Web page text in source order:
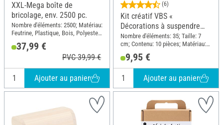
XXL-Mega boîte de
bricolage, env. 2500 pc.
Nombre d'éléments: 2500; Matériau:
Feutrine, Plastique, Bois, Polyester
37,99 €
PVC 39,99 €
Ajouter au panier
(6)
Kit créatif VBS «
Décorations à suspendre
enfants de Noël »
Nombre d'éléments: 35; Taille: 7
cm; Contenu: 10 pièces; Matériau:
(PES)
9,95 €
Ajouter au panier